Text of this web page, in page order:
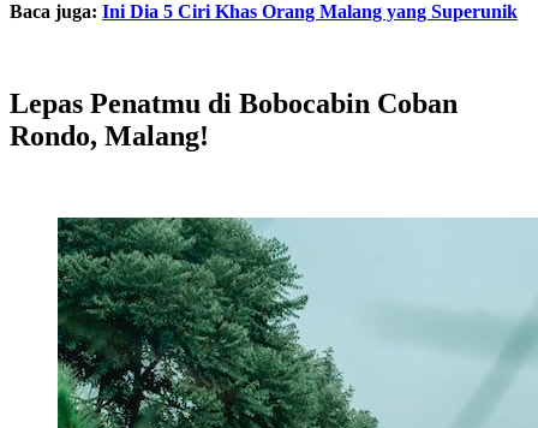
Baca juga: Ini Dia 5 Ciri Khas Orang Malang yang Superunik
Lepas Penatmu di Bobocabin Coban
Rondo, Malang!